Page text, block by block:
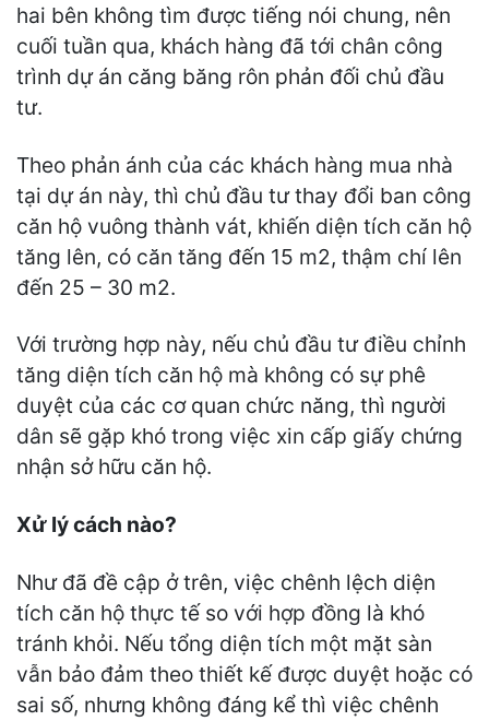
hai bên không tìm được tiếng nói chung, nên
cuối tuần qua, khách hàng đã tới chân công
trình dự án căng băng rôn phản đối chủ đầu
tư.
Theo phản ánh của các khách hàng mua nhà
tại dự án này, thì chủ đầu tư thay đổi ban công
căn hộ vuông thành vát, khiến diện tích căn hộ
tăng lên, có căn tăng đến 15 m2, thậm chí lên
đến 25 – 30 m2.
Với trường hợp này, nếu chủ đầu tư điều chỉnh
tăng diện tích căn hộ mà không có sự phê
duyệt của các cơ quan chức năng, thì người
dân sẽ gặp khó trong việc xin cấp giấy chứng
nhận sở hữu căn hộ.
Xử lý cách nào?
Như đã đề cập ở trên, việc chênh lệch diện
tích căn hộ thực tế so với hợp đồng là khó
tránh khỏi. Nếu tổng diện tích một mặt sàn
vẫn bảo đảm theo thiết kế được duyệt hoặc có
sai số, nhưng không đáng kể thì việc chênh